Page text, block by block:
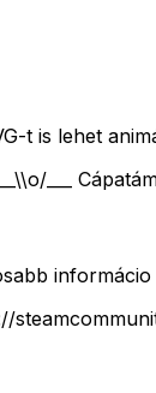
t is lehet
___
informácio